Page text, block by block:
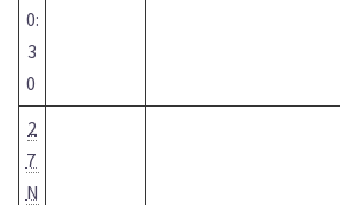
0:
3
0
2
7
N